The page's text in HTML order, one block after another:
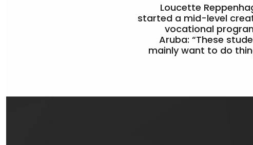
Loucette
started a mid-level
vocational
Aruba: “These
mainly want to do